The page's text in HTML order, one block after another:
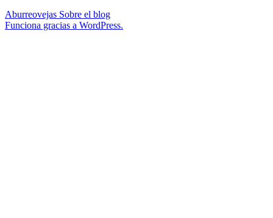
Aburreovejas Sobre el blog
Funciona gracias a WordPress.